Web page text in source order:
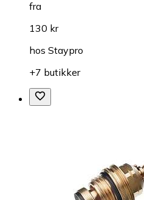
fra
130 kr
hos Staypro
+7 butikker